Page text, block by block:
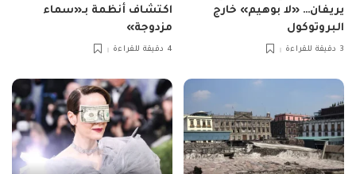
يريفان… «لا بوهيم» خارج
البروتوكول
3 دقيقة للقراءة
اكتشاف أنظمة بـ«سماء
مزدوجة»
4 دقيقة للقراءة